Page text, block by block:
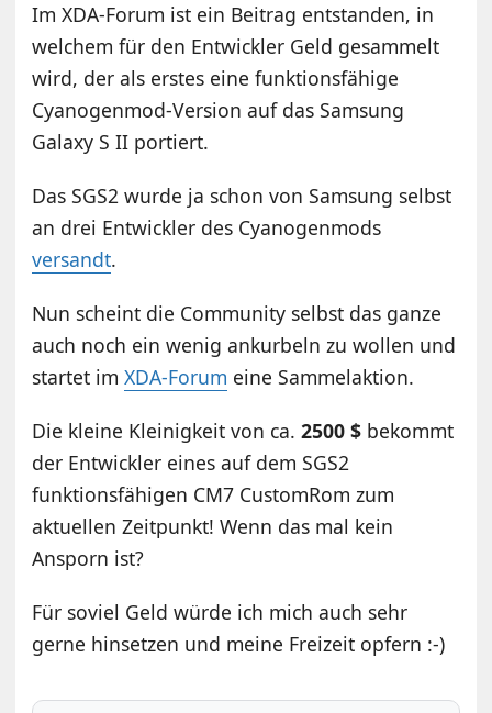
Im XDA-Forum ist ein Beitrag entstanden, in
welchem für den Entwickler Geld gesammelt
wird, der als erstes eine funktionsfähige
Cyanogenmod-Version auf das Samsung
Galaxy S II portiert.
Das SGS2 wurde ja schon von Samsung selbst
an drei Entwickler des Cyanogenmods
versandt.
Nun scheint die Community selbst das ganze
auch noch ein wenig ankurbeln zu wollen und
startet imXDA-Forum eine Sammelaktion.
Die kleine Kleinigkeit von ca.2500 $ bekommt
der Entwickler eines auf dem SGS2
funktionsfähigen CM7 CustomRom zum
aktuellen Zeitpunkt! Wenn das mal kein
Ansporn ist?
Für soviel Geld würde ich mich auch sehr
gerne hinsetzen und meine Freizeit opfern :-)